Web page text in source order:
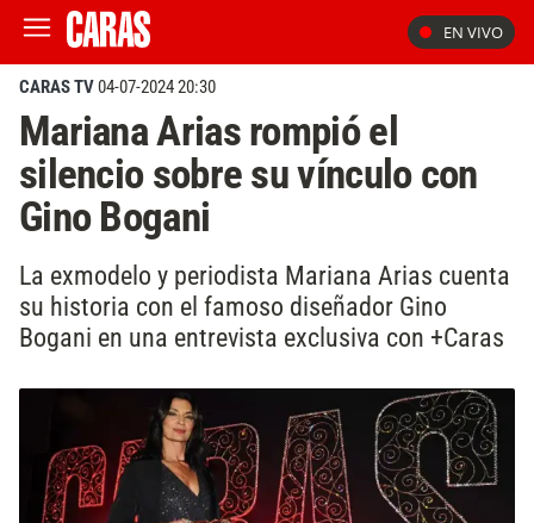
EN VIVO
CARAS TV04-07-2024 20:30
Mariana Arias rompió el
silencio sobre su vínculo con
Gino Bogani
La exmodelo y periodista Mariana Arias cuenta
su historia con el famoso diseñador Gino
Bogani en una entrevista exclusiva con +Caras